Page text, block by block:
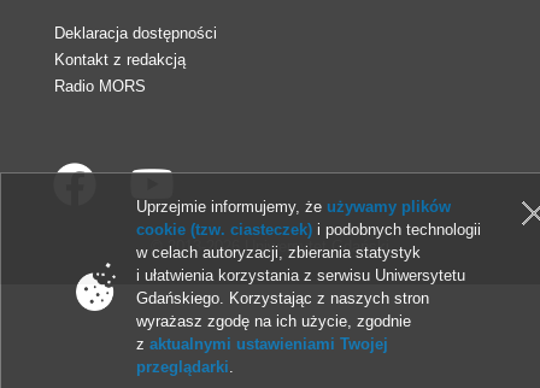
Deklaracja dostępności
Kontakt z redakcją
Radio MORS
© 2013-2026 Uniwersytet Gdański
Uprzejmie informujemy, że używamy plików
cookie (tzw. ciasteczek) i podobnych technologii
w celach autoryzacji, zbierania statystyk
i ułatwienia korzystania z serwisu Uniwersytetu
Gdańskiego. Korzystając z naszych stron
wyrażasz zgodę na ich użycie, zgodnie
zaktualnymi ustawieniami Twojej
przeglądarki.